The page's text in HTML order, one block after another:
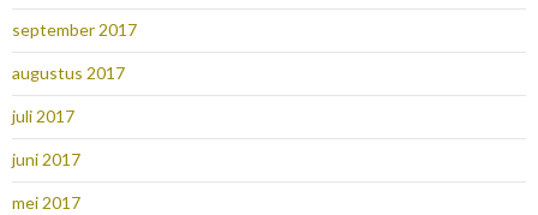
september 2017
augustus 2017
juli 2017
juni 2017
mei 2017